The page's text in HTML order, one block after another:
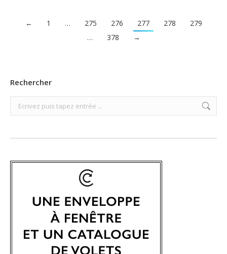
← 1 … 275 276 277 278
279
…
378 →
Rechercher
Search: